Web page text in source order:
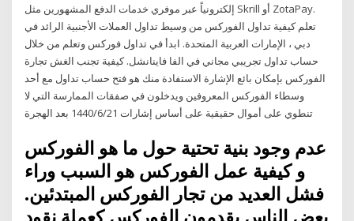
إلكترونياً عبر موفري خدمات الدفع المشهورين مثل Skrill أو ZotaPay.
تعلم كيفية تداول الفوركس من وسيط تداول العملات الأجنبية الرائد في
دبي ، الإمارات العربية المتحدة. ابدأ في تداول فوركس وتعلم من خلال
حساب تداول تجريبي مجاني في الفا فاينانشل. كيفية تجنب الغش تجارة
الفوركس بإمكان بائع الإشارة الاستفادة منك هو فتح حساب تداول مع أحد
وسطاء الفوركس المعروفين ويدخلون في صفقات الممارسة التي لا
تنطوي على أموال حقيقية على أساس إشارات 21‏‏/6‏‏/1440 بعد الهجرة
عدم وجود بنية تحتية حول ما هو الفوركس
و كيفية عمل الفوركس هو السبب وراء
فشل العديد من تجار الفوركس المبتدئين.